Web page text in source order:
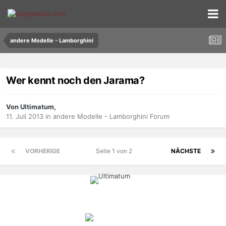
andere Modelle - Lamborghini
Wer kennt noch den Jarama?
Von Ultimatum,
11. Juli 2013 in andere Modelle - Lamborghini Forum
VORHERIGE NÄCHSTE
Seite 1 von 2